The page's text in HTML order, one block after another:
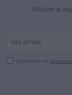
Můžete se
Souhlasím se